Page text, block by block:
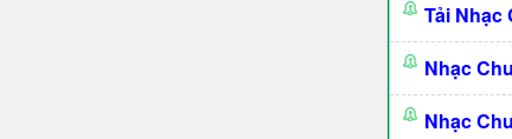
Tải Nhạc
Nhạc
Nhạc